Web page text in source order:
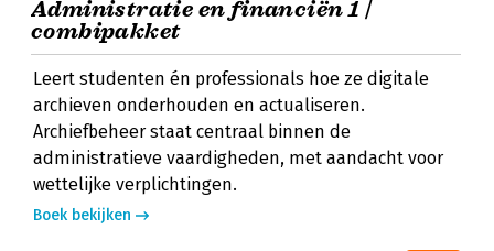
Administratie en financiën 1 |
combipakket
Leert studenten én professionals hoe ze digitale
archieven onderhouden en actualiseren.
Archiefbeheer staat centraal binnen de
administratieve vaardigheden, met aandacht voor
wettelijke verplichtingen.
Boek bekijken